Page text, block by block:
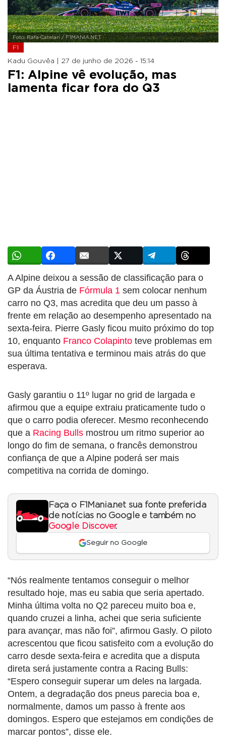
Foto: Rafa Catelan / F1MANIA.NET
F1
Kadu Gouvêa | 27 de junho de 2026 - 15:14
F1: Alpine vê evolução, mas
lamenta ficar fora do Q3
A Alpine deixou a sessão de classificação para o
GP da Áustria de Fórmula 1 sem colocar nenhum
carro no Q3, mas acredita que deu um passo à
frente em relação ao desempenho apresentado na
sexta-feira. Pierre Gasly ficou muito próximo do top
10, enquanto Franco Colapinto teve problemas em
sua última tentativa e terminou mais atrás do que
esperava.
Gasly garantiu o 11º lugar no grid de largada e
afirmou que a equipe extraiu praticamente tudo o
que o carro podia oferecer. Mesmo reconhecendo
que a Racing Bulls mostrou um ritmo superior ao
longo do fim de semana, o francês demonstrou
confiança de que a Alpine poderá ser mais
competitiva na corrida de domingo.
Faça o F1Mania.net sua fonte preferida
de notícias no Google e também no
Google Discover.
Seguir no Google
“Nós realmente tentamos conseguir o melhor
resultado hoje, mas eu sabia que seria apertado.
Minha última volta no Q2 pareceu muito boa e,
quando cruzei a linha, achei que seria suficiente
para avançar, mas não foi”, afirmou Gasly. O piloto
acrescentou que ficou satisfeito com a evolução do
carro desde sexta-feira e acredita que a disputa
direta será justamente contra a Racing Bulls:
“Espero conseguir superar um deles na largada.
Ontem, a degradação dos pneus parecia boa e,
normalmente, damos um passo à frente aos
domingos. Espero que estejamos em condições de
marcar pontos”, disse ele.